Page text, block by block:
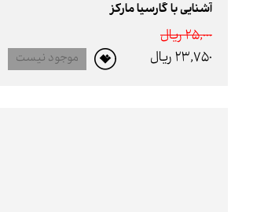
آشنایی با گارسیا مارکز
25,000 ريال
23,750 ريال
موجود نیست